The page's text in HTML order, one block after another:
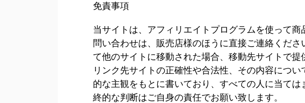
免責事項
当サイトは、アフィリエイトプログラムを使って
問い合わせは、販売店様のほうに直接ご連絡くだ
て他のサイトに移動された場合、移動先サイトで
リンク先サイトの正確性や合法性、その内容につ
的な主観をもとに書いており、すべての人に当て
終的な判断はご自身の責任でお願い致します。